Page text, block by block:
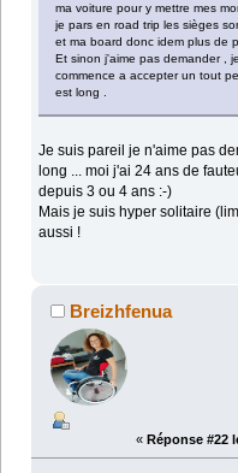
ma voiture pour y mettre mes
je pars en road trip les sièges
et ma board donc idem plus de
Et sinon j'aime pas demander ,
commence a accepter un tout
est long .
Je suis pareil je n'aime pas
long ... moi j'ai 24 ans de
depuis 3 ou 4 ans :-)
Mais je suis hyper solitaire
aussi !
Breizhfenua
« Réponse #22